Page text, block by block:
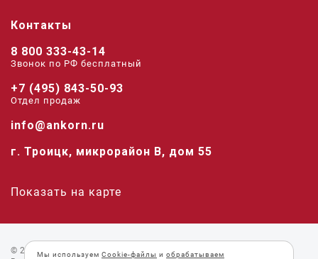
Контакты
8 800 333-43-14
Звонок по РФ беcплатный
+7 (495) 843-50-93
Отдел продаж
info@ankorn.ru
г. Троицк, микрорайон В, дом 55
Показать на карте
© 2026 «Анкорн».
Мы используем Cookie-файлы и обрабатываем